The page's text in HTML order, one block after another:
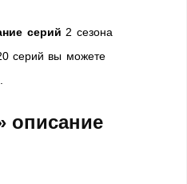
серий 2 сезона
серий вы можете
описание